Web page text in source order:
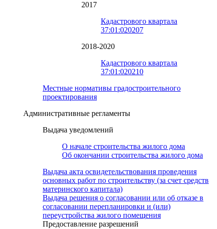
2017
Кадастрового квартала
37:01:020207
2018-2020
Кадастрового квартала
37:01:020210
Местные нормативы градостроительного
проектирования
Административные регламенты
Выдача уведомлений
О начале строительства жилого дома
Об окончании строительства жилого дома
Выдача акта освидетельствования проведения
основных работ по строительству (за счет средств
материнского капитала)
Выдача решения о согласовании или об отказе в
согласовании перепланировки и (или)
переустройства жилого помещения
Предоставление разрешений